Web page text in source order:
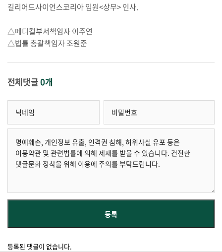
길리어드사이언스코리아 임원<상무> 인사.
△메디컬부서책임자 이주연
△법률 총괄책임자 조원준
전체댓글0개
등록된 댓글이 없습니다.